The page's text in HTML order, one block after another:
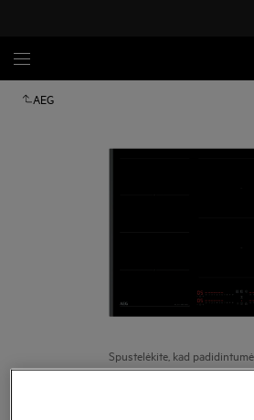
AEG
Spustelėkite, kad